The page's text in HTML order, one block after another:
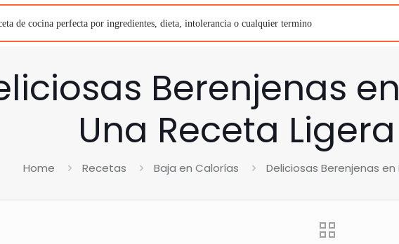
Berenjenas
Una Receta
Home Recetas Baja en Calorías Deliciosas Berenjenas